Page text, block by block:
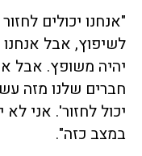
"אנחנו יכולים
לשיפוץ, אבל
יהיה משופץ. אבל
חברים שלנו מזה
יכול לחזור'. אני
במצב כזה".